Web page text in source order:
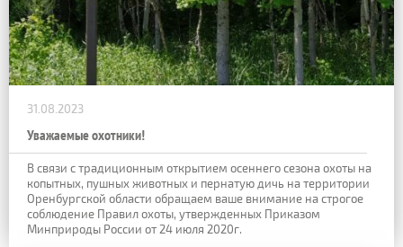
31.08.2023
Уважаемые охотники!
В связи с традиционным открытием осеннего сезона охоты на
копытных, пушных животных и пернатую дичь на территории
Оренбургской области обращаем ваше внимание на строгое
соблюдение Правил охоты, утвержденных Приказом
Минприроды России от 24 июля 2020г.